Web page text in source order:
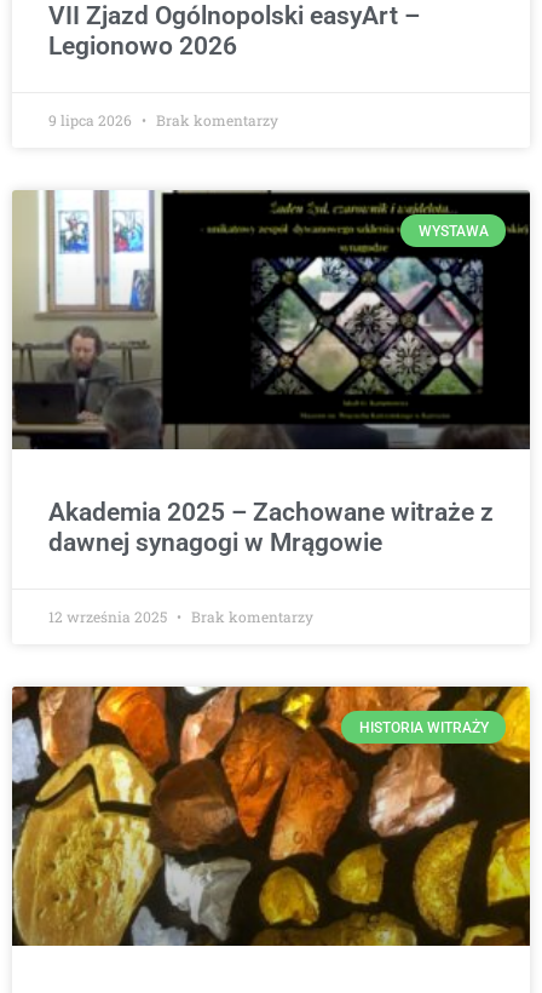
VII Zjazd Ogólnopolski easyArt –
Legionowo 2026
9 lipca 2026 Brak komentarzy
WYSTAWA
Akademia 2025 – Zachowane witraże z
dawnej synagogi w Mrągowie
12 września 2025 Brak komentarzy
HISTORIA WITRAŻY